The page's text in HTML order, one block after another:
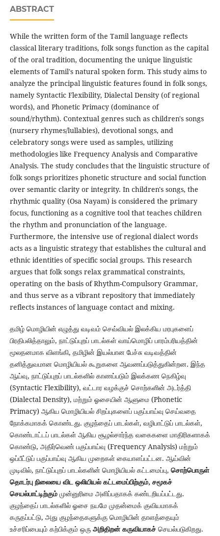
ABSTRACT
While the written form of the Tamil language reflects
classical literary traditions, folk songs function as the capital
of the oral tradition, documenting the unique linguistic
elements of Tamil's natural spoken form. This study aims to
analyze the principal linguistic features found in folk songs,
namely Syntactic Flexibility, Dialectal Density (of regional
words), and Phonetic Primacy (dominance of
sound/rhythm). Contextual genres such as children's songs
(nursery rhymes/lullabies), devotional songs, and
celebratory songs were used as samples, utilizing
methodologies like Frequency Analysis and Comparative
Analysis. The study concludes that the linguistic structure of
folk songs prioritizes phonetic structure and social function
over semantic clarity or integrity. In children's songs, the
rhythmic quality (Osa Nayam) is considered the primary
focus, functioning as a cognitive tool that teaches children
the rhythm and pronunciation of the language.
Furthermore, the intensive use of regional dialect words
acts as a linguistic strategy that establishes the cultural and
ethnic identities of specific social groups. This research
argues that folk songs relax grammatical constraints,
operating on the basis of Rhythm-Compulsory Grammar,
and thus serve as a vibrant repository that immediately
reflects instances of language contact and mixing.
தமிழ் மொழியின் எழுத்து வடிவம் செவ்வியல் இலக்கிய மரபுகளைப்
பிரதிபலித்தாலும், நாட்டுப்புறப் பாடல்கள் வாய்மொழிப் பாரம்பரியத்தின்
மூலதனமாக விளங்கி, தமிழின் இயல்பான பேச்சு வடிவத்தின்
தனித்துவமான மொழியியல் கூறுகளை ஆவணப்படுத்துகின்றன. இந்த
ஆய்வு, நாட்டுப்புறப் பாடல்களில் காணப்படும் இலக்கண நெகிழ்வு
(Syntactic Flexibility), வட்டார வழக்குச் சொற்களின் அடர்த்தி
(Dialectal Density), மற்றும் ஓசையின் ஆளுமை (Phonetic
Primacy) ஆகிய மொழியியல் சிறப்புகளைப் பகுப்பாய்வு செய்வதை
நோக்கமாகக் கொண்டது. குழந்தைப் பாடல்கள், வழிபாட்டுப் பாடல்கள்,
கொண்டாட்டப் பாடல்கள் ஆகிய சூழல்சார்ந்த வகைகளை மாதிரிகளாகக்
கொண்டு, அதிர்வெண் பகுப்பாய்வு (Frequency Analysis) மற்றும்
ஒப்பீட்டுப் பகுப்பாய்வு ஆகிய முறைகள் கையாளப்பட்டன. ஆய்வின்
முடிவில், நாட்டுப்புறப் பாடல்களின் மொழியியல் கட்டமைப்பு, சொற்பொருள்
தொடர்பு நிலையை விட ஒலியியல் கட்டமைப்பிற்கும், சமூகச்
செயல்பாட்டிற்கும்முன்னுரிமை அளிப்பதாகக் கண்டறியப்பட்டது.
குழந்தைப் பாடல்களில் ஓசை நயமே முதன்மைக் குவியமாகக்
கருதப்பட்டு, அது குழந்தைகளுக்கு மொழியின் தாளத்தையும்
உச்சரிப்பையும் கற்பிக்கும் ஒரு அறிதிறன் கருவியாகச்செயல்படுகிறது.